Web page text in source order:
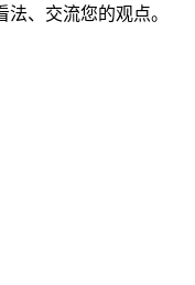
、交流您的观点。